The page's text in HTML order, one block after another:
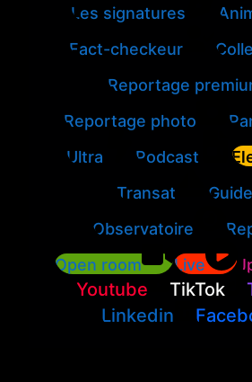
Les signatures
Fact-checkeur
Reportage
Reportage photo
Ultra
Podcast
Transat
Guide
Observatoire
Open room
Live
Youtube TikTok
Linkedin